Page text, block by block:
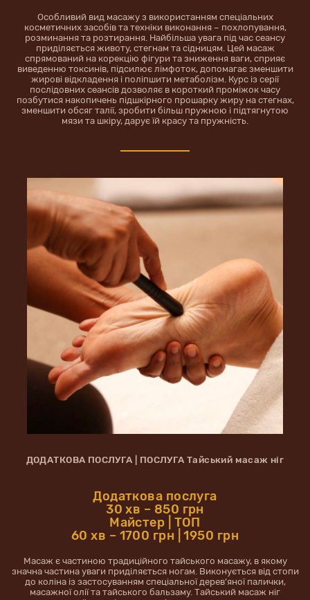
Особливий вид масажу з використанням спеціальних
косметичних засобів та техніки виконання – похлопування,
розминання та розтирання. Найбільша увага під час сеансу
приділяється животу, стегнам та сідницям. Цей масаж
спрямований на корекцію фігури та зниження ваги, сприяє
виведенню токсинів, підсилює лімфоток, допомагає зменшити
жирові відкладення і поліпшити метаболізм. Курс із серії
послідовних сеансів дозволяє в короткий проміжок часу
позбутися накопичень підшкірного прошарку жиру на стегнах,
зменшити обсяг талії, зробити більш пружною і підтягнутою
мязи та шкіру, дарує їй красу та пружність.
ДОДАТКОВА ПОСЛУГА | ПОСЛУГА Тайський масаж ніг
Додаткова послуга
30 хв – 850 грн
Майстер | ТОП
60 хв – 1700 грн | 1950 грн
Масаж є частиною традиційного тайського масажу, в якому
значна частина уваги приділяється ногам. Виконується від стопи
до коліна із застосуванням спеціальної дерев’яної палички,
масажної олії та тайського бальзаму. Тайський масаж ніг